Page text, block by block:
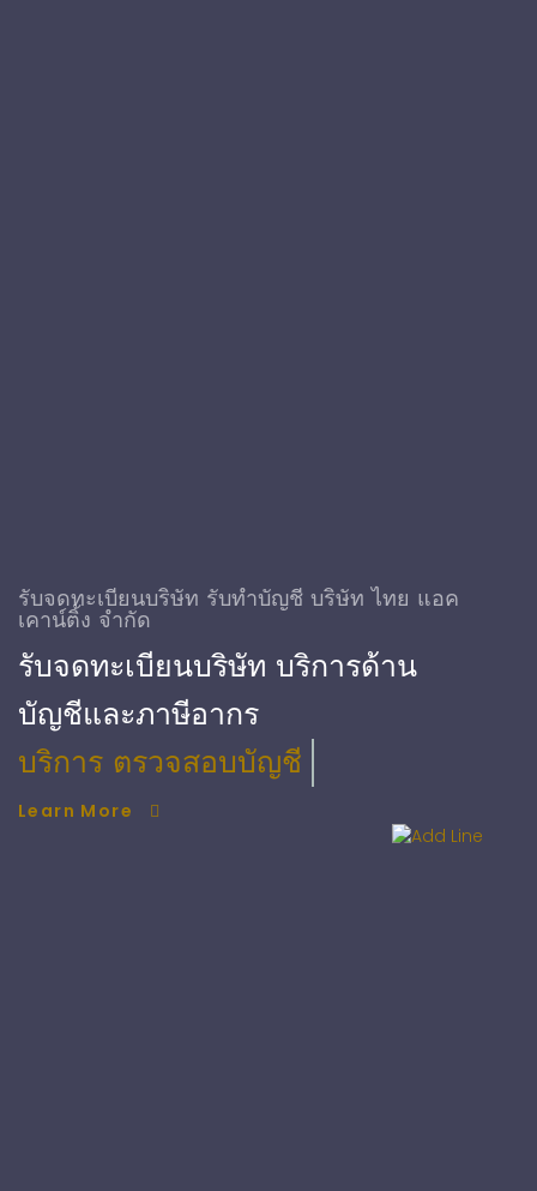
รับจดทะเบียนบริษัท รับทําบัญชี บริษัท ไทย แอค
เคาน์ติ้ง จำกัด
รับจดทะเบียนบริษัท บริการด้าน
บัญชีและภาษีอากร
บริการ ตรวจสอบบัญชี
Learn More